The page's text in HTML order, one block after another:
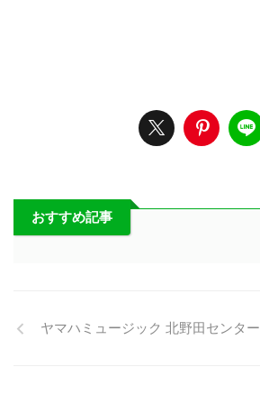
おすすめ記事
ヤマハミュージック 北野田センター